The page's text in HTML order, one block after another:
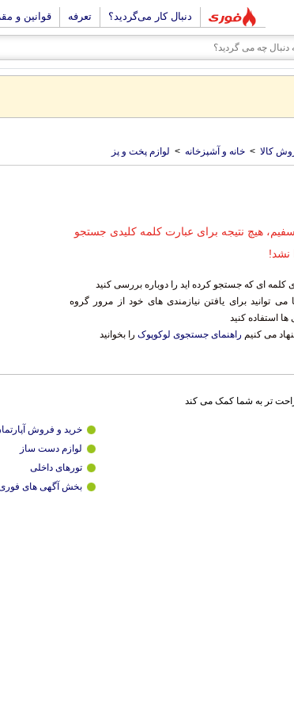
دنبال کار می‌گردید؟ تعرفه قوانین و
کالا > خانه و آشپزخانه > لوازم پخت و پز
هیچ نتیجه برای عبارت کلمه کلیدی جستجو
نشد!
کلمه ای که جستجو کرده اید را دوباره بررسی کنید
می توانید برای یافتن نیازمندی های خود از مرور گروه
ها استفاده کنید
می کنیم راهنمای جستجوی لوکوپوک را بخوانید
تر به شما کمک می کند
خرید و فروش
لوازم دست ساز
تورهای داخلی
بخش آگهی های